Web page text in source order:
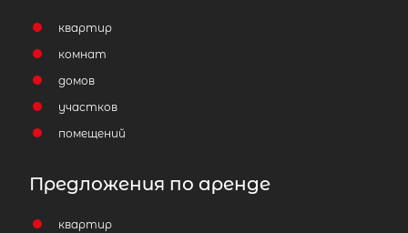
квартир
комнат
домов
участков
помещений
Предложения по аренде
квартир